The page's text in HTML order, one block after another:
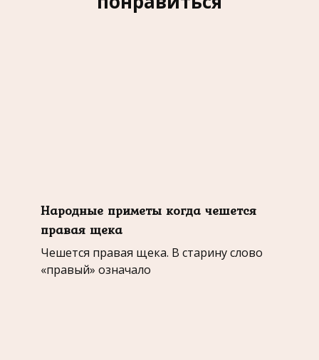
Народные приметы когда чешется
правая щека
Чешется правая щека. В старину слово
«правый» означало